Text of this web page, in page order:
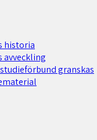
historia
avveckling
granskas​